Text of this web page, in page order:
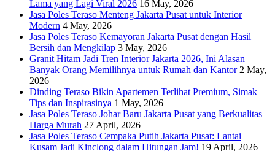
Lama yang Lagi Viral 2026 16 May, 2026
Jasa Poles Teraso Menteng Jakarta Pusat untuk Interior
Modern 4 May, 2026
Jasa Poles Teraso Kemayoran Jakarta Pusat dengan Hasil
Bersih dan Mengkilap 3 May, 2026
Granit Hitam Jadi Tren Interior Jakarta 2026, Ini Alasan
Banyak Orang Memilihnya untuk Rumah dan Kantor 2 May,
2026
Dinding Teraso Bikin Apartemen Terlihat Premium, Simak
Tips dan Inspirasinya 1 May, 2026
Jasa Poles Teraso Johar Baru Jakarta Pusat yang Berkualitas
Harga Murah 27 April, 2026
Jasa Poles Teraso Cempaka Putih Jakarta Pusat: Lantai
Kusam Jadi Kinclong dalam Hitungan Jam! 19 April, 2026